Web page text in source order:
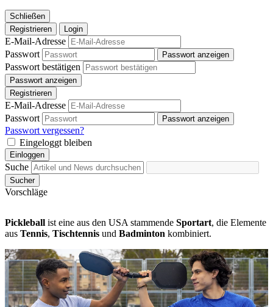
Schließen
Registrieren
Login
E-Mail-Adresse
Passwort
Passwort anzeigen
Passwort bestätigen
Passwort anzeigen
Registrieren
E-Mail-Adresse
Passwort
Passwort anzeigen
Passwort vergessen?
Eingeloggt bleiben
Einloggen
Suche
Sucher
Vorschläge
Pickleball ist eine aus den USA stammende Sportart, die Elemente
aus Tennis, Tischtennis und Badminton kombiniert.